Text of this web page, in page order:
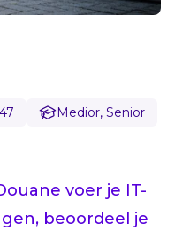
Medior, Senior
voer je IT-
beoordeel je